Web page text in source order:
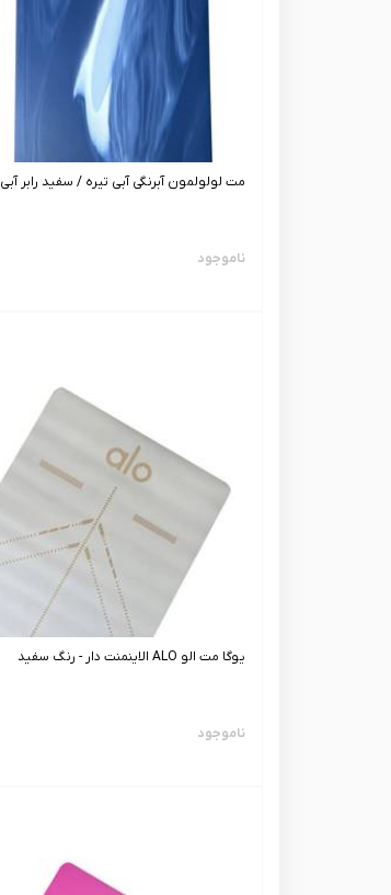
مت لولولمون آبرنگی آبی تیره / سفید رابر آبی
ناموجود
یوگا مت الو ALO الاینمنت دار - رنگ سفید
ناموجود